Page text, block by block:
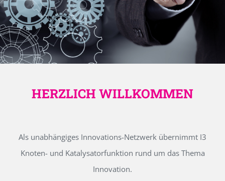
HERZLICH WILLKOMMEN
Als unabhängiges Innovations-Netzwerk übernimmt I3
Knoten- und Katalysatorfunktion rund um das Thema
Innovation.